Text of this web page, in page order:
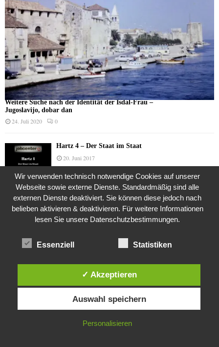
Weitere Suche nach der Identität der Isdal-Frau –
Jugoslavijo, dobar dan
24. Juli 2020 0
Hartz 4 – Der Staat im Staat
20. Juni 2017
Das Leben des Lachs
12. Oktober 2020
Die Geschichte der Kubushäuser
Was ist denn das? -Mars „SOL 735“ Rover Curiosity
24. November 2015
Diese Website verwendet Cookies. Durch die weitere Nutzung dieser
Website stimmst du der Verwendung von Cookies zu.
IN ORDNUNG
Wir verwenden technisch notwendige Cookies auf unserer
Webseite sowie externe Dienste. Standardmäßig sind alle
externen Dienste deaktiviert. Sie können diese jedoch nach
belieben aktivieren & deaktivieren. Für weitere Informationen
lesen Sie unsere Datenschutzbestimmungen.
Essenziell Statistiken
✓ Akzeptieren
Auswahl speichern
Personalisieren